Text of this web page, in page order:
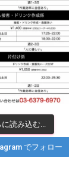
に読み込む...
でフォロー